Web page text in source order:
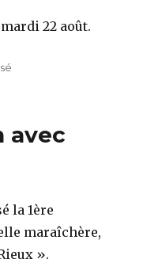
22 août.
avec
la 1ère
maraîchère,
».